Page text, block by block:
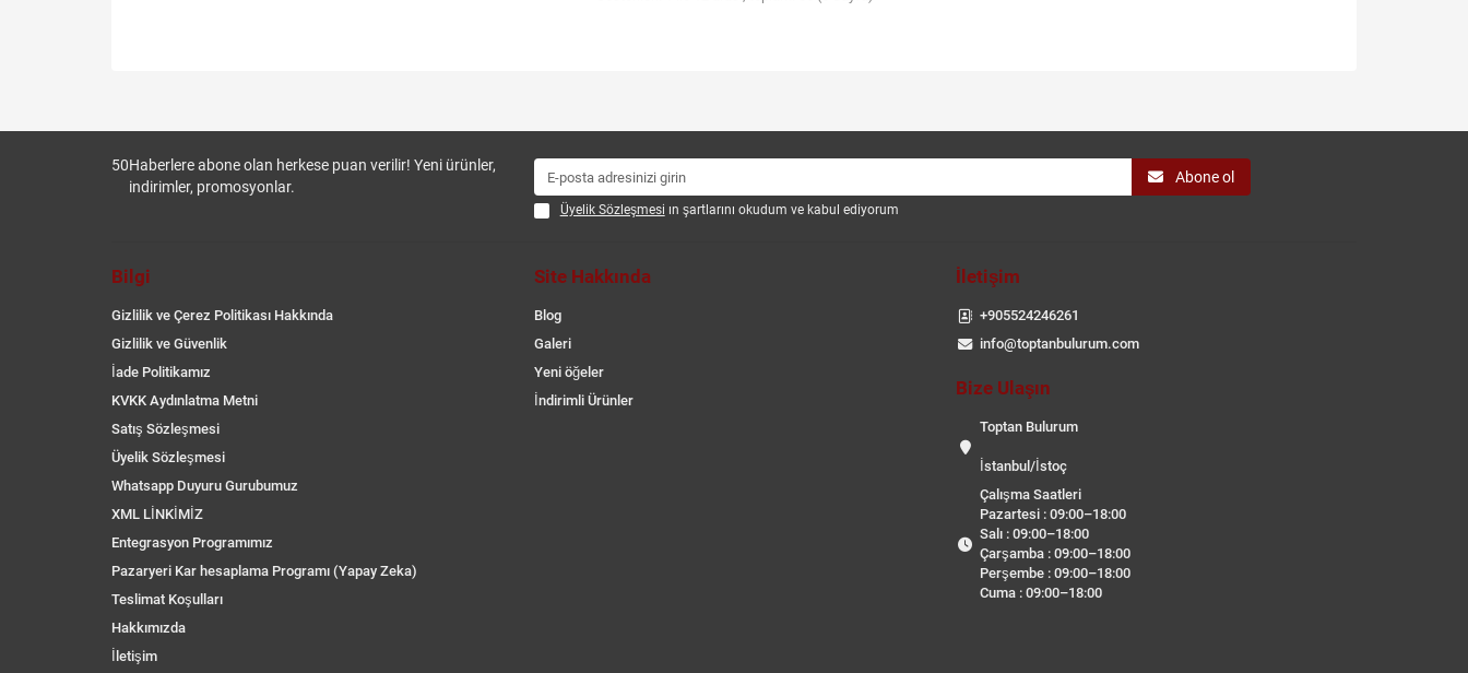
50Haberlere abone olan herkese puan verilir! Yeni ürünler,
indirimler, promosyonlar.
Abone ol
Üyelik Sözleşmesi ın şartlarını okudum ve kabul ediyorum
Bilgi
Gizlilik ve Çerez Politikası Hakkında
Gizlilik ve Güvenlik
İade Politikamız
KVKK Aydınlatma Metni
Satış Sözleşmesi
Üyelik Sözleşmesi
Whatsapp Duyuru Gurubumuz
XML LİNKİMİZ
Entegrasyon Programımız
Pazaryeri Kar hesaplama Programı (Yapay Zeka)
Teslimat Koşulları
Hakkımızda
İletişim
Site Hakkında
Blog
Galeri
Yeni öğeler
İndirimli Ürünler
İletişim
+905524246261
info@toptanbulurum.com
Bize Ulaşın
Toptan Bulurum
İstanbul/İstoç
Çalışma Saatleri
Pazartesi : 09:00–18:00
Salı : 09:00–18:00
Çarşamba : 09:00–18:00
Perşembe : 09:00–18:00
Cuma : 09:00–18:00